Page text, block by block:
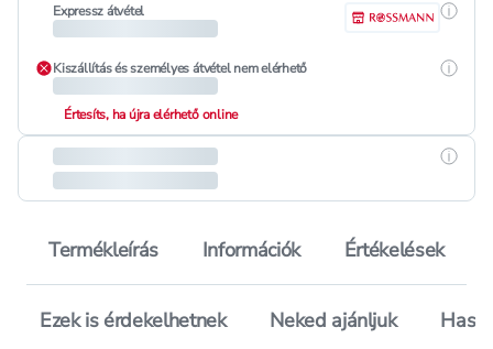
Expressz átvétel
Kiszállítás és személyes átvétel nem elérhető
Értesíts, ha újra elérhető online
Termékleírás Információk Értékelések
Ezek is érdekelhetnek Neked ajánljuk